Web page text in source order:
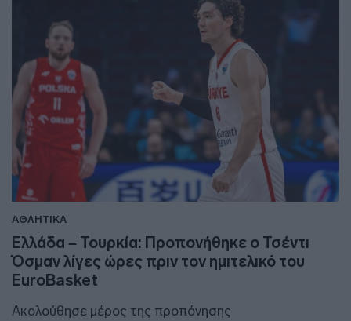
ΑΘΛΗΤΙΚΑ
Ελλάδα – Τουρκία: Προπονήθηκε ο Τσέντι
Όσμαν λίγες ώρες πριν τον ημιτελικό του
EuroBasket
Ακολούθησε μέρος της προπόνησης